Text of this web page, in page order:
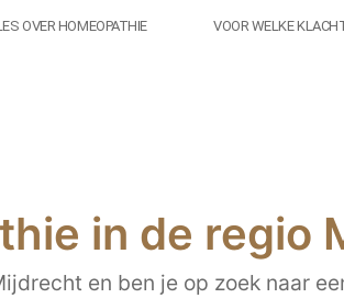
OVER HOMEOPATHIE VOOR WELKE
in de regio
en ben je op zoek naar